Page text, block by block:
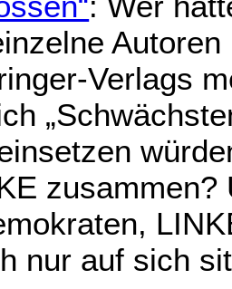
Verlags
zusammen?
nur auf sich